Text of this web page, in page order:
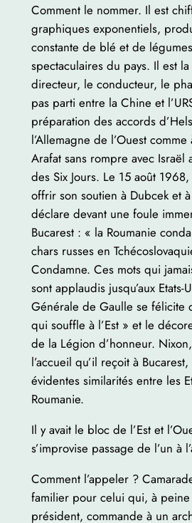
Comment le nommer. Il est
graphiques exponentiels,
constante de blé et de
spectaculaires du pays. Il est
directeur, le conducteur, le
pas parti entre la Chine et
préparation des accords
l’Allemagne de l’Ouest
Arafat sans rompre avec Israël
des Six Jours. Le 15 août
offrir son soutien à Dubcek et
déclare devant une foule
Bucarest : « la Roumanie
chars russes en
Condamne. Ces mots qui
sont applaudis jusqu’aux Etats-
Générale de Gaulle se félicite
qui souffle à l’Est » et le
de la Légion d’honneur.
l’accueil qu’il reçoit à
évidentes similarités entre les
Roumanie.
Il y avait le bloc de l’Est et
s’improvise passage de l’un à
Comment l’appeler ?
familier pour celui qui, à
président, commande à un